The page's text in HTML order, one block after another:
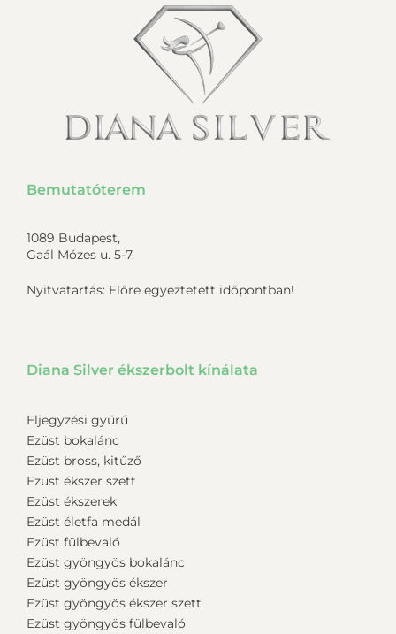
Bemutatóterem
1089 Budapest,
Gaál Mózes u. 5-7.
Nyitvatartás: Előre egyeztetett időpontban!
Diana Silver ékszerbolt kínálata
Eljegyzési gyűrű
Ezüst bokalánc
Ezüst bross, kitűző
Ezüst ékszer szett
Ezüst ékszerek
Ezüst életfa medál
Ezüst fülbevaló
Ezüst gyöngyös bokalánc
Ezüst gyöngyös ékszer
Ezüst gyöngyös ékszer szett
Ezüst gyöngyös fülbevaló